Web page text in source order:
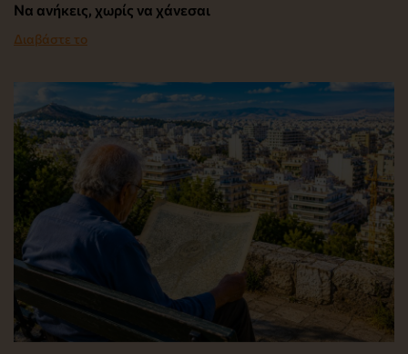
Να ανήκεις, χωρίς να χάνεσαι
Διαβάστε το